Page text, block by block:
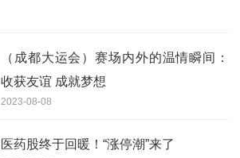
（成都大运会）赛场内外的温情瞬间：
收获友谊 成就梦想
2023-08-08
医药股终于回暖！“涨停潮”来了